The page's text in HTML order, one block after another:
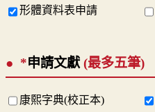
形體資料表申請
*申請文獻 (最多五筆)
康熙字典(校正本)